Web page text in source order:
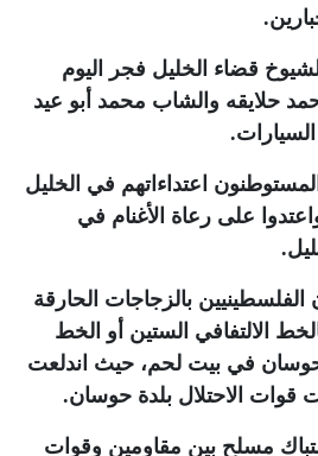
.
قضاء الخليل فجر اليوم
حلايقه والشاب محمد أبو عيد
.
اعتداءاتهم في الخليل
على رعاة الأغنام في
.
بالزجاجات الحارقة
الالتفافي الستين أو الخط
حوسان في بيت لحم، حيث اندلعت
قوات الاحتلال بلدة حوسان.
مسلح بين مقاومين وقوات